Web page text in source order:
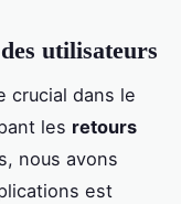
utilisateurs
crucial dans le
les retours
nous avons
est